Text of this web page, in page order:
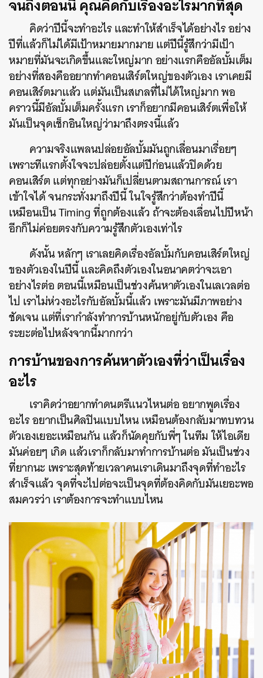
จนถึงตอนนี้ คุณคิดกับเรื่องอะไรมากที่สุด
คิดว่าปีนี้จะทำอะไร และทำให้สำเร็จได้อย่างไร อย่าง
ปีที่แล้วก็ไม่ได้มีเป้าหมายมากมาย แต่ปีนี้รู้สึกว่ามีเป้า
หมายที่มันจะเกิดขึ้นและใหญ่มาก อย่างแรกคืออัลบั้มเต็ม
อย่างที่สองคืออยากทำคอนเสิร์ตใหญ่ของตัวเอง เราเคยมี
คอนเสิร์ตมาแล้ว แต่มันเป็นสเกลที่ไม่ได้ใหญ่มาก พอ
คราวนี้มีอัลบั้มเต็มครั้งแรก เราก็อยากมีคอนเสิร์ตเพื่อให้
มันเป็นจุดเช็กอินใหญ่ว่ามาถึงตรงนี้แล้ว
ความจริงแพลนปล่อยอัลบั้มมันถูกเลื่อนมาเรื่อยๆ
เพราะทีแรกตั้งใจจะปล่อยตั้งแต่ปีก่อนแล้วปิดด้วย
คอนเสิร์ต แต่ทุกอย่างมันก็เปลี่ยนตามสถานการณ์ เรา
เข้าใจได้ จนกระทั่งมาถึงปีนี้ ในใจรู้สึกว่าต้องทำปีนี้
เหมือนเป็น Timing ที่ถูกต้องแล้ว ถ้าจะต้องเลื่อนไปปีหน้า
อีกก็ไม่ค่อยตรงกับความรู้สึกตัวเองเท่าไร
ดังนั้น หลักๆ เราเลยคิดเรื่องอัลบั้มกับคอนเสิร์ตใหญ่
ของตัวเองในปีนี้ และคิดถึงตัวเองในอนาคตว่าจะเอา
อย่างไรต่อ ตอนนี้เหมือนเป็นช่วงค้นหาตัวเองในเลเวลต่อ
ไป เราไม่ห่วงอะไรกับอัลบั้มนี้แล้ว เพราะมันมีภาพอย่าง
ชัดเจน แต่ที่เรากำลังทำการบ้านหนักอยู่กับตัวเอง คือ
ระยะต่อไปหลังจากนี้มากกว่า
การบ้านของการค้นหาตัวเองที่ว่าเป็นเรื่อง
อะไร
เราคิดว่าอยากทำดนตรีแนวไหนต่อ อยากพูดเรื่อง
อะไร อยากเป็นศิลปินแบบไหน เหมือนต้องกลับมาทบทวน
ตัวเองเยอะเหมือนกัน แล้วก็นัดคุยกับพี่ๆ ในทีม ให้ไอเดีย
มันค่อยๆ เกิด แล้วเราก็กลับมาทำการบ้านต่อ มันเป็นช่วง
ที่ยากนะ เพราะสุดท้ายเวลาคนเราเดินมาถึงจุดที่ทำอะไร
สำเร็จแล้ว จุดที่จะไปต่อจะเป็นจุดที่ต้องคิดกับมันเยอะพอ
สมควรว่า เราต้องการจะทำแบบไหน